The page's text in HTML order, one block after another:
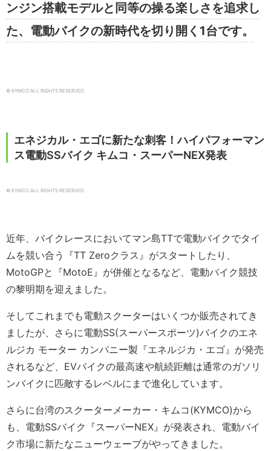
ンジン搭載モデルと同等の操る楽しさを追求し
た、電動バイクの新時代を切り開く1台です。
© KYMCO ALL RIGHTS RESERVED.
エネジカル・エゴに新たな刺客！ハイパフォーマン
ス電動SSバイク キムコ・スーパーNEX発表
© KYMCO ALL RIGHTS RESERVED.
近年、バイクレースにおいてマン島TTで電動バイクでタイ
ムを競い合う『TT Zeroクラス』がスタートしたり、
MotoGPと『MotoE』が併催となるなど、電動バイク競技
の黎明期を迎えました。
そしてこれまでも電動スクーターはいくつか販売されてき
ましたが、さらに電動SS(スーパースポーツ)バイクのエネ
ルジカ モーター カンパニー製『エネルジカ・エゴ』が発売
されるなど、EVバイクの最高速や航続距離は通常のガソリ
ンバイクに匹敵するレベルにまで進化しています。
さらに台湾のスクーターメーカー・キムコ(KYMCO)から
も、電動SSバイク『スーパーNEX』が発表され、電動バイ
ク市場に新たなニューウェーブがやってきました。